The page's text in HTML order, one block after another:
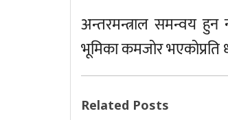
अन्तरमन्त्राल समन्वय हुन
भूमिका कमजोर भएकोप्रति
Related Posts